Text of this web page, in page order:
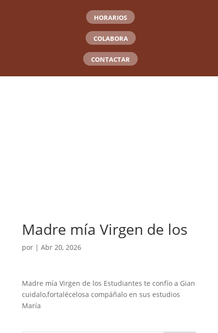
HORARIOS
COLABORA
CONTACTAR
Madre mía Virgen de los
por | Abr 20, 2026
Madre mía Virgen de los Estudiantes te confío a Gian
cuidalo,fortalécelosa compáñalo en sus estudios
María